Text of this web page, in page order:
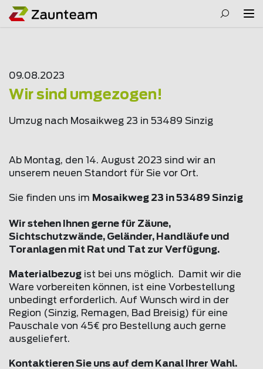
09.08.2023
Wir sind umgezogen!
Umzug nach Mosaikweg 23 in 53489 Sinzig
Ab Montag, den 14. August 2023 sind wir an
unserem neuen Standort für Sie vor Ort.
Sie finden uns im Mosaikweg 23 in 53489 Sinzig
Wir stehen Ihnen gerne für Zäune,
Sichtschutzwände, Geländer, Handläufe und
Toranlagen mit Rat und Tat zur Verfügung.
Materialbezug ist bei uns möglich. Damit wir die
Ware vorbereiten können, ist eine Vorbestellung
unbedingt erforderlich. Auf Wunsch wird in der
Region (Sinzig, Remagen, Bad Breisig) für eine
Pauschale von 45€ pro Bestellung auch gerne
ausgeliefert.
Kontaktieren Sie uns auf dem Kanal Ihrer Wahl.